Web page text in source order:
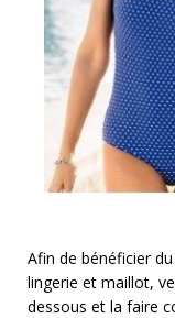
Afin de bénéficier
lingerie et maillot,
dessous et la faire